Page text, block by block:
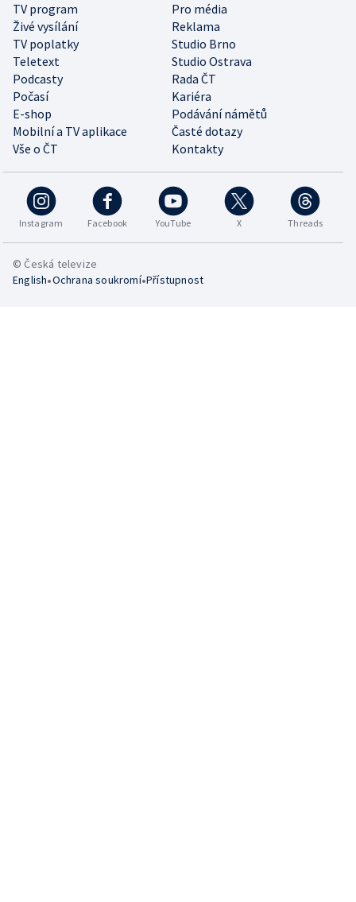
TV program
Pro média
Živé vysílání
Reklama
TV poplatky
Studio Brno
Teletext
Studio Ostrava
Podcasty
Rada ČT
Počasí
Kariéra
E-shop
Podávání námětů
Mobilní a TV aplikace
Časté dotazy
Vše o ČT
Kontakty
Instagram Facebook YouTube X Threads
© Česká televize
English•Ochrana soukromí•Přístupnost